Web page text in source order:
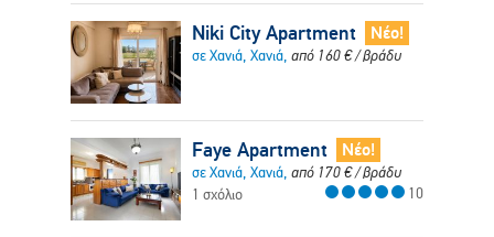
Niki City Apartment Νέο!
σε Χανιά, Χανιά, από 160€/ βράδυ
Faye Apartment Νέο!
σε Χανιά, Χανιά, από 170€/ βράδυ
1 σχόλιο
10